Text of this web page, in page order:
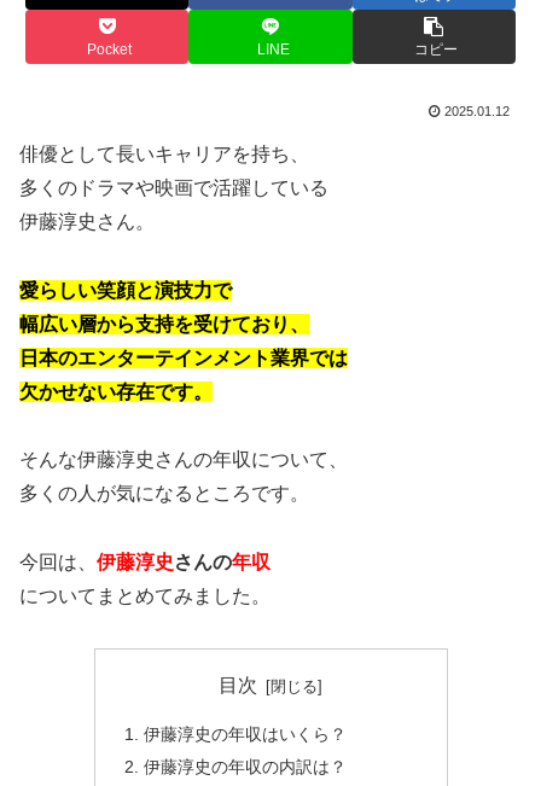
Pocket LINE コピー
2025.01.12
俳優として長いキャリアを持ち、
多くのドラマや映画で活躍している
伊藤淳史さん。
愛らしい笑顔と演技力で
幅広い層から支持を受けており、
日本のエンターテインメント業界では
欠かせない存在です。
そんな伊藤淳史さんの年収について、
多くの人が気になるところです。
今回は、 伊藤淳史 さんの年収
についてまとめてみました。
目次
伊藤淳史の年収はいくら？
伊藤淳史の年収の内訳は？